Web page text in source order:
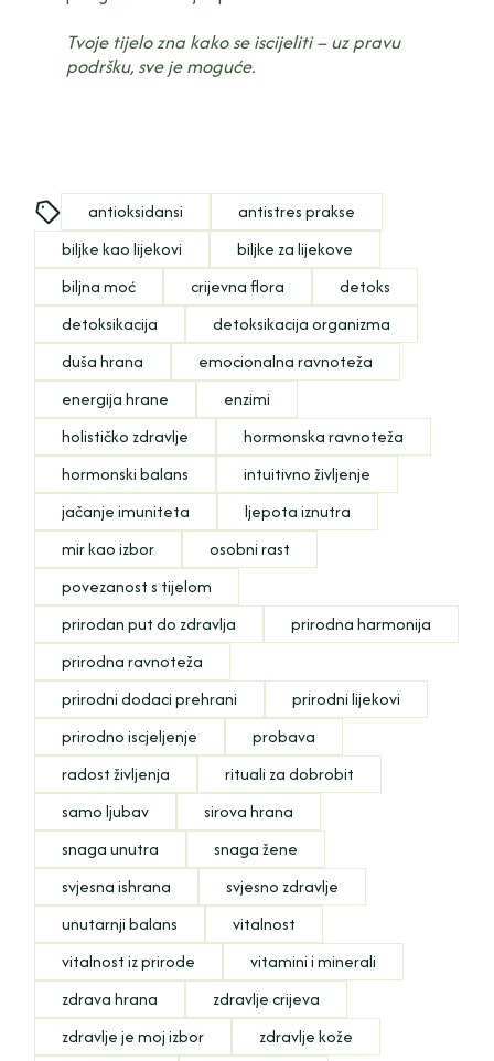
Tvoje tijelo zna kako se iscijeliti – uz pravu
podršku, sve je moguće.
antioksidansi
antistres prakse
biljke kao lijekovi
biljke za lijekove
biljna moć
crijevna flora
detoks
detoksikacija
detoksikacija organizma
duša hrana
emocionalna ravnoteža
energija hrane
enzimi
holističko zdravlje
hormonska ravnoteža
hormonski balans
intuitivno življenje
jačanje imuniteta
ljepota iznutra
mir kao izbor
osobni rast
povezanost s tijelom
prirodan put do zdravlja
prirodna harmonija
prirodna ravnoteža
prirodni dodaci prehrani
prirodni lijekovi
prirodno iscjeljenje
probava
radost življenja
rituali za dobrobit
samo ljubav
sirova hrana
snaga unutra
snaga žene
svjesna ishrana
svjesno zdravlje
unutarnji balans
vitalnost
vitalnost iz prirode
vitamini i minerali
zdrava hrana
zdravlje crijeva
zdravlje je moj izbor
zdravlje kože